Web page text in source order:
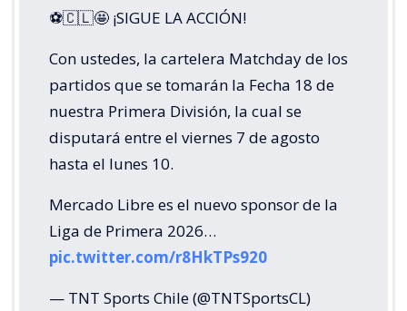
⚽🇨🇱🤩 ¡SIGUE LA ACCIÓN!
Con ustedes, la cartelera Matchday de los
partidos que se tomarán la Fecha 18 de
nuestra Primera División, la cual se
disputará entre el viernes 7 de agosto
hasta el lunes 10.
Mercado Libre es el nuevo sponsor de la
Liga de Primera 2026…
pic.twitter.com/r8HkTPs920
— TNT Sports Chile (@TNTSportsCL)